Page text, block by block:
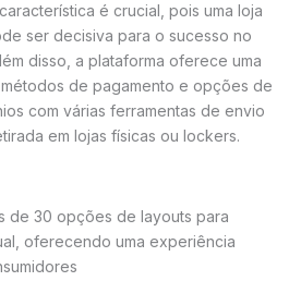
é crucial, pois uma loja
ser decisiva para o sucesso no
disso, a plataforma oferece uma
de pagamento e opções de
com várias ferramentas de envio
em lojas físicas ou lockers.
de 30 opções de layouts para
oferecendo uma experiência